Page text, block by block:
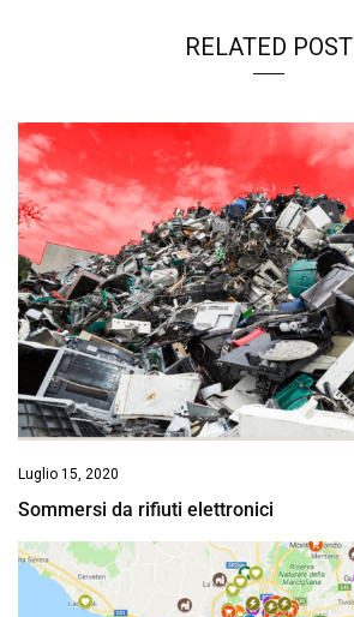
RELATED POST
Luglio 15, 2020
Sommersi da rifiuti elettronici